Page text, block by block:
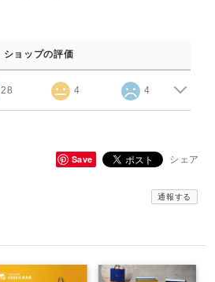
ショップの評価
28 4 4
Save シェア
通報する